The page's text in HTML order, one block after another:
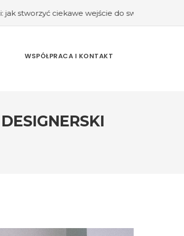
wejście do swojego domu? #Kuchnia
WSPÓŁPRACA I KONTAKT